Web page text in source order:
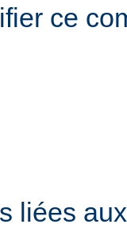
ce
liées